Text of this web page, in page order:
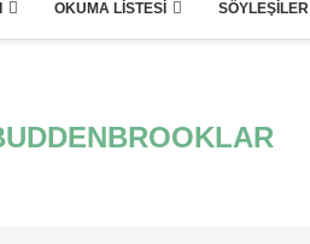
OKUMA LISTESI SÖYLEŞILER